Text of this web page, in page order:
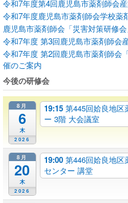
令和7年度第4回鹿児島市薬剤師会
令和7年度鹿児島市薬剤師会学校薬
鹿児島市薬剤師会「災害対策研修
令和7年度 第3回鹿児島市薬剤師会
令和7年度 第2回鹿児島市薬剤師会
催のご案内
今後の研修会
8月
6
木
2026
19:15 第445回姶良地区
ー 3階 大会議室
8月
20
木
2026
19:00 第446回姶良地区
センター 講堂